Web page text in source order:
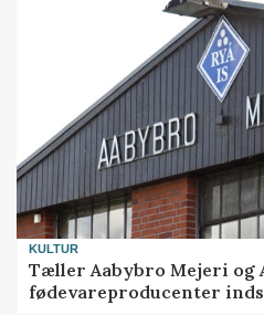
KULTUR
Tæller Aabybro Mejeri og
fødevareproducenter